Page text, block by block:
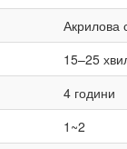
Акрилова
15–25
4 години
1~2